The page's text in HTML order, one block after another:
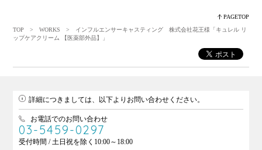
PAGETOP
TOP
>WORKS
> インフルエンサーキャスティング 株式会社花王様「キュレル リ
ップケアクリーム 【医薬部外品】」
詳細につきましては、以下よりお問い合わせください。
お電話でのお問い合わせ
03-5459-0297
受付時間 / 土日祝を除く10:00～18:00